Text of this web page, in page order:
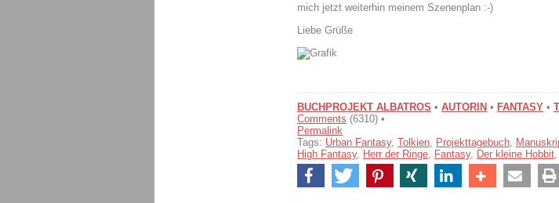
mich jetzt weiterhin meinem Szenenplan :-)
Liebe Grüße
BUCHPROJEKT ALBATROS • AUTORIN • FANTASY •
Comments (6310) •
Permalink
Tags: Urban Fantasy, Tolkien Projekttagebuch
High Fantasy, Herr der Ringe Fantasy, Der kleine Hobbit